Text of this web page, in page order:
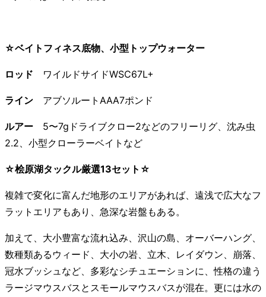
☆ベイトフィネス底物、小型トップウォーター
ロッド ワイルドサイドWSC67L+
ライン アブソルートAAA7ポンド
ルアー 5〜7gドライブクロー2などのフリーリグ、沈み虫
2.2、小型クローラーベイトなど
☆桧原湖タックル厳選13セット☆
複雑で変化に富んだ地形のエリアがあれば、遠浅で広大なフ
ラットエリアもあり、急深な岩盤もある。
加えて、大小豊富な流れ込み、沢山の島、オーバーハング、
数種類あるウィード、大小の岩、立木、レイダウン、崩落、
冠水ブッシュなど、多彩なシチュエーションに、性格の違う
ラージマウスバスとスモールマウスバスが混在。更には水の